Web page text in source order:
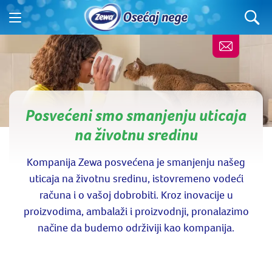
Posvećeni smo smanjenju uticaja
na životnu sredinu
Kompanija Zewa posvećena je smanjenju našeg
uticaja na životnu sredinu, istovremeno vodeći
računa i o vašoj dobrobiti. Kroz inovacije u
proizvodima, ambalaži i proizvodnji, pronalazimo
načine da budemo održiviji kao kompanija.